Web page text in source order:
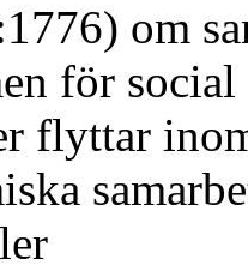
om
för
flyttar